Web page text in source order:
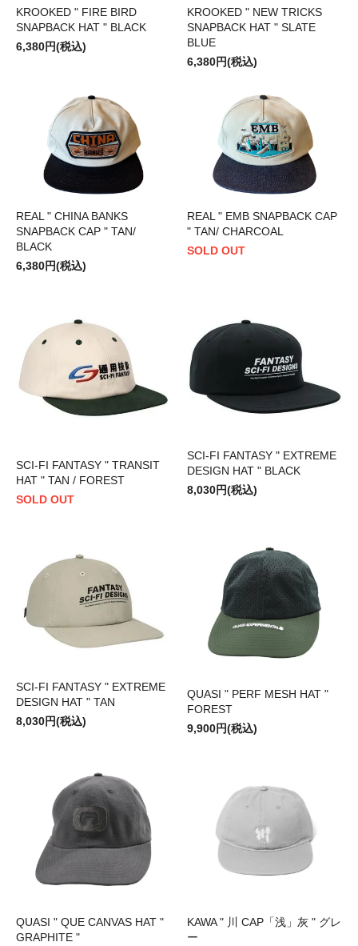
KROOKED " FIRE BIRD
SNAPBACK HAT " BLACK
6,380円(税込)
KROOKED " NEW TRICKS
SNAPBACK HAT " SLATE
BLUE
6,380円(税込)
REAL " CHINA BANKS
SNAPBACK CAP " TAN/
BLACK
6,380円(税込)
REAL " EMB SNAPBACK CAP
" TAN/ CHARCOAL
SOLD OUT
SCI-FI FANTASY " TRANSIT
HAT " TAN / FOREST
SOLD OUT
SCI-FI FANTASY " EXTREME
DESIGN HAT " BLACK
8,030円(税込)
SCI-FI FANTASY " EXTREME
DESIGN HAT " TAN
8,030円(税込)
QUASI " PERF MESH HAT "
FOREST
9,900円(税込)
QUASI " QUE CANVAS HAT "
GRAPHITE "
KAWA " 川 CAP「浅」灰 " グレ
ー